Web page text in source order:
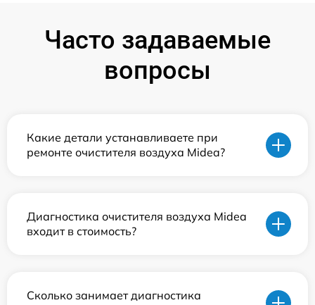
Часто задаваемые
вопросы
Какие детали устанавливаете при
ремонте очистителя воздуха Midea?
Диагностика очистителя воздуха Midea
входит в стоимость?
Сколько занимает диагностика